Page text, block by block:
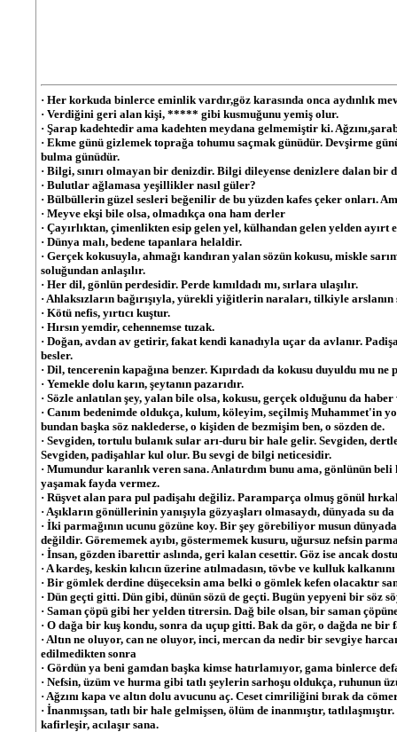
· Her korkuda binlerce eminlik vardır,göz karasında onca aydınlık
· Verdiğini geri alan kişi, ***** gibi kusmuğunu yemiş olur.
· Şarap kadehtedir ama kadehten meydana gelmemiştir ki.
· Ekme günü gizlemek toprağa tohumu saçmak günüdür. Devşirme
bulma günüdür.
· Bilgi, sınırı olmayan bir denizdir. Bilgi dileyense denizlere dalan bir
· Bulutlar ağlamasa yeşillikler nasıl güler?
· Bülbüllerin güzel sesleri beğenilir de bu yüzden kafes çeker onları.
· Meyve ekşi bile olsa, olmadıkça ona ham derler
· Çayırlıktan, çimenlikten esip gelen yel, külhandan gelen yelden ayırt
· Dünya malı, bedene tapanlara helaldir.
· Gerçek kokusuyla, ahmağı kandıran yalan sözün kokusu, miskle
soluğundan anlaşılır.
· Her dil, gönlün perdesidir. Perde kımıldadı mı, sırlara ulaşılır.
· Ahlaksızların bağırışıyla, yürekli yiğitlerin naraları, tilkiyle arslanın
· Kötü nefis, yırtıcı kuştur.
· Hırsın yemdir, cehennemse tuzak.
· Doğan, avdan av getirir, fakat kendi kanadıyla uçar da avlanır.
besler.
· Dil, tencerenin kapağına benzer. Kıpırdadı da kokusu duyuldu mu ne
· Yemekle dolu karın, şeytanın pazarıdır.
· Sözle anlatılan şey, yalan bile olsa, kokusu, gerçek olduğunu da
· Canım bedenimde oldukça, kulum, köleyim, seçilmiş Muhammet'in
bundan başka söz naklederse, o kişiden de bezmişim ben, o sözden de.
· Sevgiden, tortulu bulanık sular arı-duru bir hale gelir. Sevgiden,
Sevgiden, padişahlar kul olur. Bu sevgi de bilgi neticesidir.
· Mumundur karanlık veren sana. Anlatırdım bunu ama, gönlünün
yaşamak fayda vermez.
· Rüşvet alan para pul padişahı değiliz. Paramparça olmuş gönül
· Aşıkların gönüllerinin yanışıyla gözyaşları olmasaydı, dünyada su da
· İki parmağının ucunu gözüne koy. Bir şey görebiliyor musun
değildir. Görememek ayıbı, göstermemek kusuru, uğursuz nefsin
· İnsan, gözden ibarettir aslında, geri kalan cesettir. Göz ise ancak
· A kardeş, keskin kılıcın üzerine atılmadasın, tövbe ve kulluk
· Bir gömlek derdine düşeceksin ama belki o gömlek kefen olacaktır
· Dün geçti gitti. Dün gibi, dünün sözü de geçti. Bugün yepyeni bir söz
· Saman çöpü gibi her yelden titrersin. Dağ bile olsan, bir saman
· O dağa bir kuş kondu, sonra da uçup gitti. Bak da gör, o dağda ne
· Altın ne oluyor, can ne oluyor, inci, mercan da nedir bir sevgiye
edilmedikten sonra
· Gördün ya beni gamdan başka kimse hatırlamıyor, gama binlerce
· Nefsin, üzüm ve hurma gibi tatlı şeylerin sarhoşu oldukça, ruhunun
· Ağzını kapa ve altın dolu avucunu aç. Ceset cimriliğini bırak da
· İnanmışsan, tatlı bir hale gelmişsen, ölüm de inanmıştır,
kafirleşir, acılaşır sana.